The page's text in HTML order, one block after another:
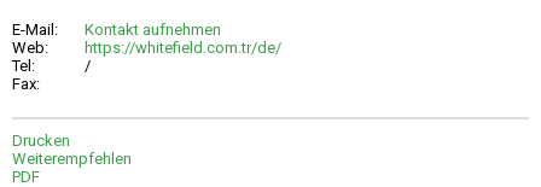
E-Mail:
Kontakt aufnehmen
Web:
https://whitefield.com.tr/de/
Tel:
/
Fax:
Drucken
Weiterempfehlen
PDF